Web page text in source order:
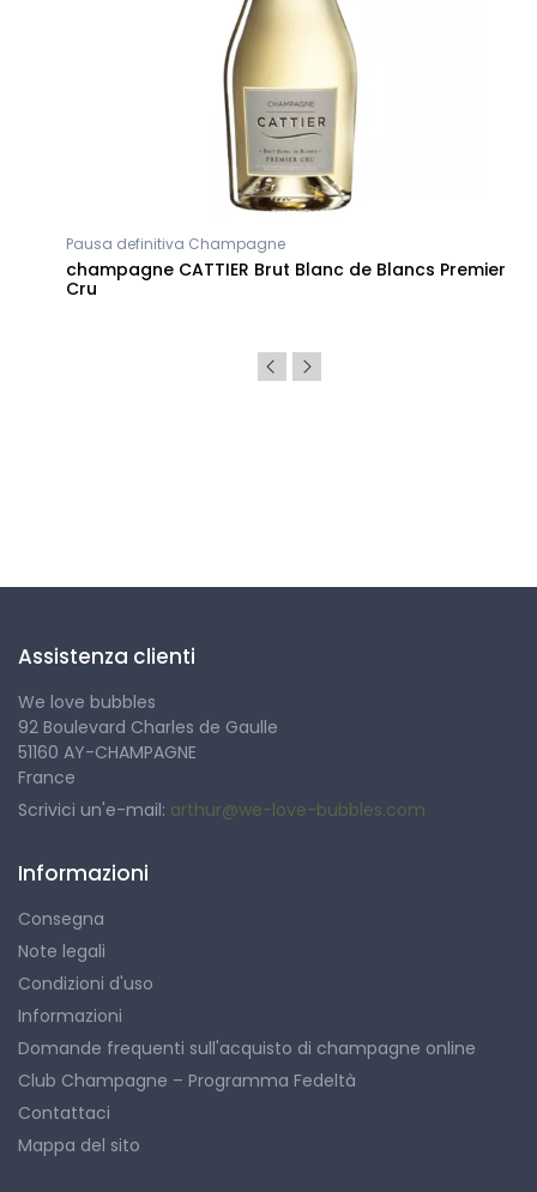
Pausa definitiva Champagne
champagne CATTIER Brut Blanc de Blancs Premier
Cru
Assistenza clienti
We love bubbles
92 Boulevard Charles de Gaulle
51160 AY-CHAMPAGNE
France
Scrivici un'e-mail: arthur@we-love-bubbles.com
Informazioni
Consegna
Note legali
Condizioni d'uso
Informazioni
Domande frequenti sull'acquisto di champagne online
Club Champagne – Programma Fedeltà
Contattaci
Mappa del sito